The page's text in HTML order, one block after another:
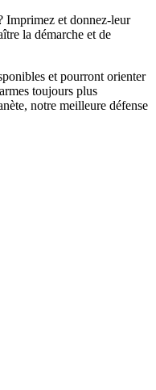
Imprimez et donnez-leur
la démarche et de
et pourront orienter
toujours plus
notre meilleure défense